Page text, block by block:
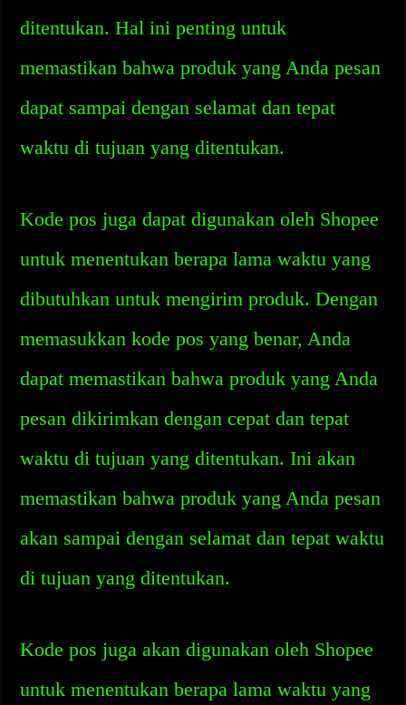
ditentukan. Hal ini penting untuk
memastikan bahwa produk yang Anda pesan
dapat sampai dengan selamat dan tepat
waktu di tujuan yang ditentukan.
Kode pos juga dapat digunakan oleh Shopee
untuk menentukan berapa lama waktu yang
dibutuhkan untuk mengirim produk. Dengan
memasukkan kode pos yang benar, Anda
dapat memastikan bahwa produk yang Anda
pesan dikirimkan dengan cepat dan tepat
waktu di tujuan yang ditentukan. Ini akan
memastikan bahwa produk yang Anda pesan
akan sampai dengan selamat dan tepat waktu
di tujuan yang ditentukan.
Kode pos juga akan digunakan oleh Shopee
untuk menentukan berapa lama waktu yang